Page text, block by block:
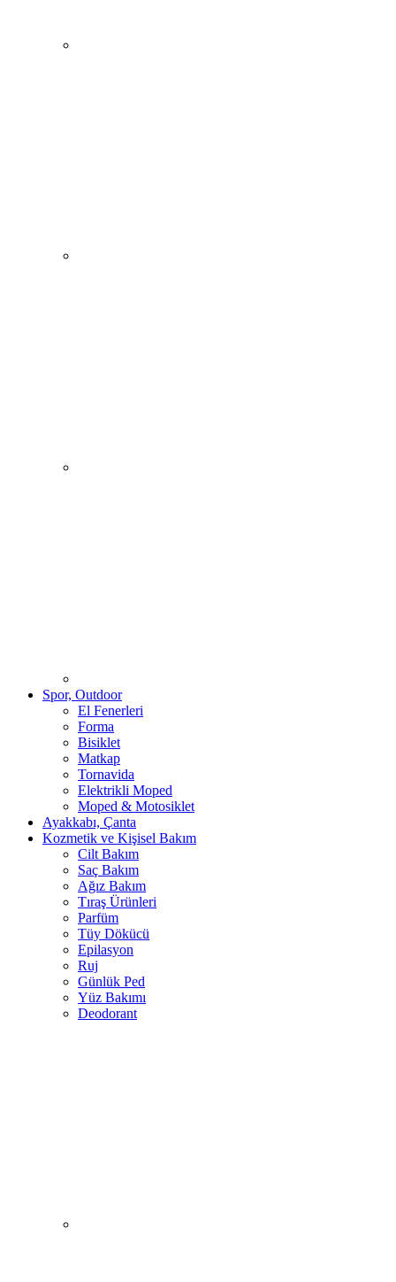
Spor, Outdoor
El Fenerleri
Forma
Bisiklet
Matkap
Tornavida
Elektrikli Moped
Moped & Motosiklet
Ayakkabı, Çanta
Kozmetik ve Kişisel Bakım
Cilt Bakım
Saç Bakım
Ağız Bakım
Tıraş Ürünleri
Parfüm
Tüy Dökücü
Epilasyon
Ruj
Günlük Ped
Yüz Bakımı
Deodorant